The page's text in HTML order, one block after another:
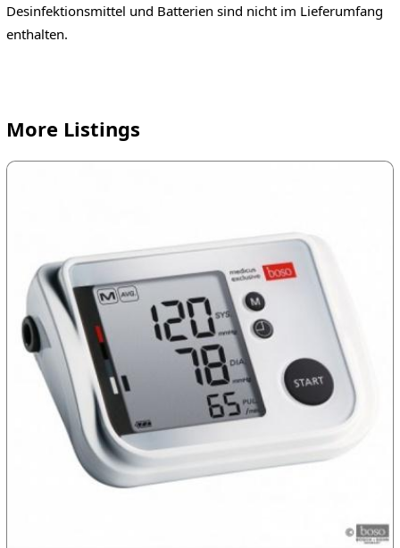
Desinfektionsmittel und Batterien sind nicht im Lieferumfang
enthalten.
More Listings